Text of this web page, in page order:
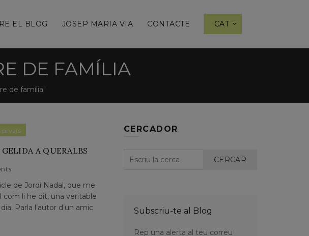
EL BLOG JOSEP MARIA VIA CONTACTE CAT
DE FAMÍLIA
de família"
prvats
A QUERALBS
de Jordi Nadal, que me
com li he dit, una veritable
Parla l’autor d’un amic
CERCADOR
CERCAR
Subscriu-te al Blog
Rep una alerta al teu correu